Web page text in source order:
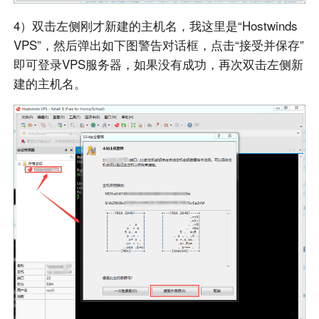
4）双击左侧刚才新建的主机名，我这里是“Hostwinds
VPS”，然后弹出如下图警告对话框，点击“接受并保存”
即可登录VPS服务器，如果没有成功，再次双击左侧新
建的主机名。